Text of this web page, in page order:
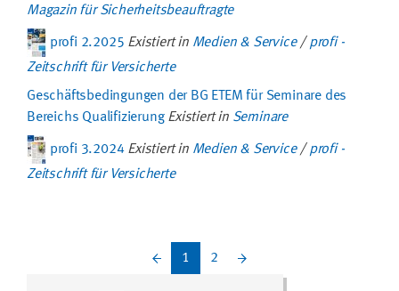
Magazin für Sicherheitsbeauftragte
profi 2.2025 Existiert in Medien & Service / profi -
Zeitschrift für Versicherte
Geschäftsbedingungen der BG ETEM für Seminare des
Bereichs Qualifizierung Existiert in Seminare
profi 3.2024 Existiert in Medien & Service / profi -
Zeitschrift für Versicherte
1(current)
2